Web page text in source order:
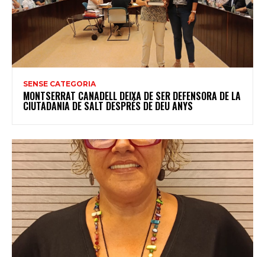
SENSE CATEGORIA
MONTSERRAT CANADELL DEIXA DE SER DEFENSORA DE LA
CIUTADANIA DE SALT DESPRÉS DE DEU ANYS